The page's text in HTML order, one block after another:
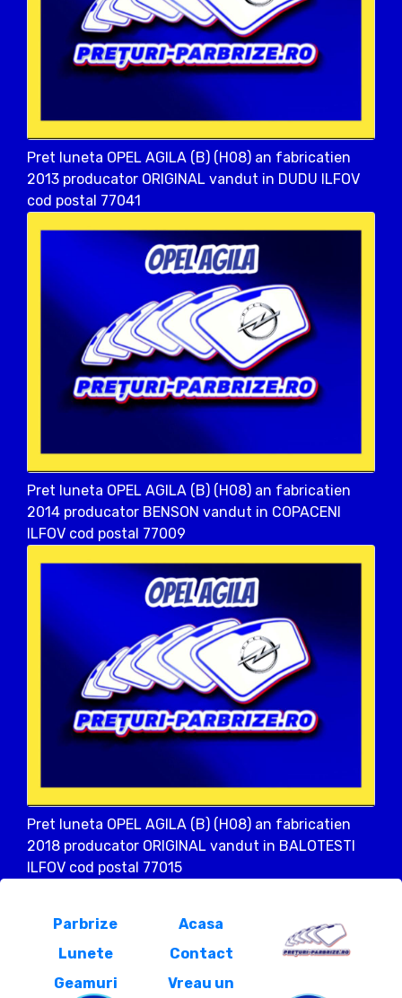
Pret luneta OPEL AGILA (B) (H08) an fabricatien
2013 producator ORIGINAL vandut in DUDU ILFOV
cod postal 77041
Pret luneta OPEL AGILA (B) (H08) an fabricatien
2014 producator BENSON vandut in COPACENI
ILFOV cod postal 77009
Pret luneta OPEL AGILA (B) (H08) an fabricatien
2018 producator ORIGINAL vandut in BALOTESTI
ILFOV cod postal 77015
Parbrize
Lunete
Geamuri
Acasa
Contact
Vreau un